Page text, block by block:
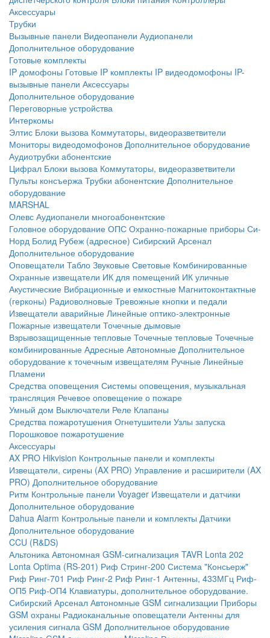
Аксессуары
Трубки
Вызывные панели Видеопанели Аудиопанели
Дополнительное оборудование
Готовые комплекты
IP домофоны Готовые IP комплекты IP видеодомофоны IP-
вызывные панели Аксессуары
Дополнительное оборудование
Переговорные устройства
Интеркомы
Элтис Блоки вызова Коммутаторы, видеоразветвители
Мониторы видеодомофонов Дополнительное оборудование
Аудиотрубки абонентские
Цифрал Блоки вызова Коммутаторы, видеоразветвители
Пульты консъержа Трубки абонентские Дополнительное
оборудование
MARSHAL
Олевс Аудиопанели многоабонентские
Головное оборудование ОПС Охранно-пожарные приборы Си-
Норд Болид Рубеж (адресное) Сибирский Арсенал
Дополнительное оборудование
Оповещатели Табло Звуковые Световые Комбинированные
Охранные извещатели ИК для помещений ИК уличные
Акустические Вибрационные и емкостные Магнитоконтактные
(герконы) Радиоволновые Тревожные кнопки и педали
Извещатели аварийные Линейные оптико-электронные
Пожарные извещатели Точечные дымовые
Взрывозащищенные тепловые Точечные тепловые Точечные
комбинированные Адресные Автономные Дополнительное
оборудование к точечным извещателям Ручные Линейные
Пламени
Средства оповещения Системы оповещения, музыкальная
трансляция Речевое оповещение о пожаре
Умный дом Выключатели Реле Клапаны
Средства пожаротушения Огнетушители Узлы запуска
Порошковое пожаротушение
Аксессуары
AX PRO Hikvision Контрольные панели и комплекты
Извещатели, сирены (AX PRO) Управление и расширители (AX
PRO) Дополнительное оборудование
Ритм Контрольные панели Voyager Извещатели и датчики
Дополнительное оборудование
Dahua Alarm Контрольные панели и комплекты Датчики
Дополнительное оборудование
CCU (R&DS)
Альтоника Автономная GSM-сигнализация TAVR Lonta 202
Lonta Optima (RS-201) Риф Стринг-200 Система "Консьерж"
Риф Ринг-701 Риф Ринг-2 Риф Ринг-1 Антенны, 433МГц Риф-
ОП5 Риф-ОП4 Клавиатуры, дополнительное оборудование.
Сибирский Арсенал Автономные GSM сигнализации Приборы
GSM охраны Радиоканальные оповещатели Антенны для
усиления сигнала GSM Дополнительное оборудование